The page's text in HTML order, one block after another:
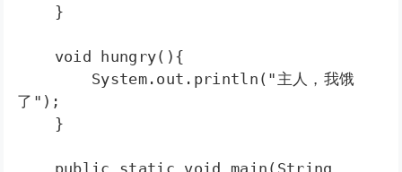
}
void hungry(){
System.out.println("主人，我饿
了");
}